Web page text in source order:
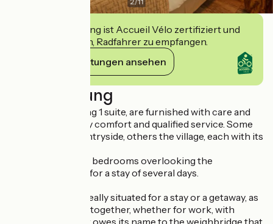
Diese Einrichtung ist Accueil Vélo zertifiziert und
verpflichtet sich, Radfahrer zu empfangen.
Ihre Verpflichtungen ansehen
Beschreibung
10 rooms, including 1 suite, are furnished with care and
benefit from every comfort and qualified service. Some
overlook the countryside, others the village, each with its
A 70m2 flat with 2 bedrooms overlooking the
countryside, ideal for a stay of several days.
The Auberge is ideally situated for a stay or a getaway, as
well as for getting together, whether for work, with
friends or family. It owes its name to the weighbridge that